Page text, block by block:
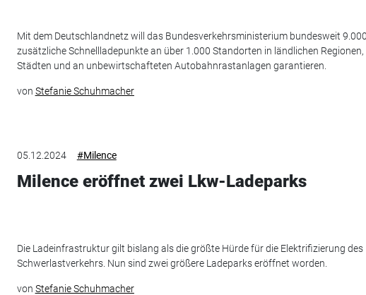
Mit dem Deutschlandnetz will das Bundesverkehrsministerium bundesweit 9.000
zusätzliche Schnellladepunkte an über 1.000 Standorten in ländlichen Regionen,
Städten und an unbewirtschafteten Autobahnrastanlagen garantieren.
von Stefanie Schuhmacher
05.12.2024 #Milence
Milence eröffnet zwei Lkw-Ladeparks
Die Ladeinfrastruktur gilt bislang als die größte Hürde für die Elektrifizierung des
Schwerlastverkehrs. Nun sind zwei größere Ladeparks eröffnet worden.
von Stefanie Schuhmacher